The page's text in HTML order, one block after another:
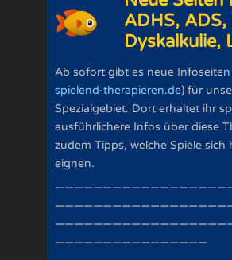
ADHS, ADS,
Dyskalkulie,
Ab sofort gibt es neue Infoseiten
spielend-therapieren.de) für
Spezialgebiet. Dort erhaltet ihr
ausführlichere Infos über diese
zudem Tipps, welche Spiele sich
eignen.
————————————————